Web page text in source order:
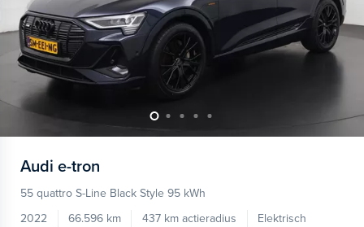
Audi e-tron
55 quattro S-Line Black Style 95 kWh
2022
66.596 km 437 km actieradius
Elektrisch